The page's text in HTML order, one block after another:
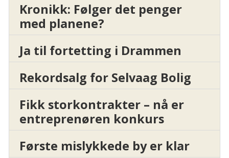
Kronikk: Følger det penger
med planene?
Ja til fortetting i Drammen
Rekordsalg for Selvaag Bolig
Fikk storkontrakter – nå er
entreprenøren konkurs
Første mislykkede by er klar